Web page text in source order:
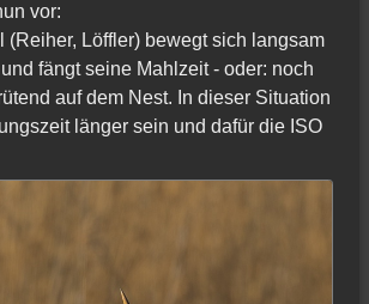
vor:
(Reiher, Löffler) bewegt sich langsam
fängt seine Mahlzeit - oder: noch
auf dem Nest. In dieser Situation
länger sein und dafür die ISO